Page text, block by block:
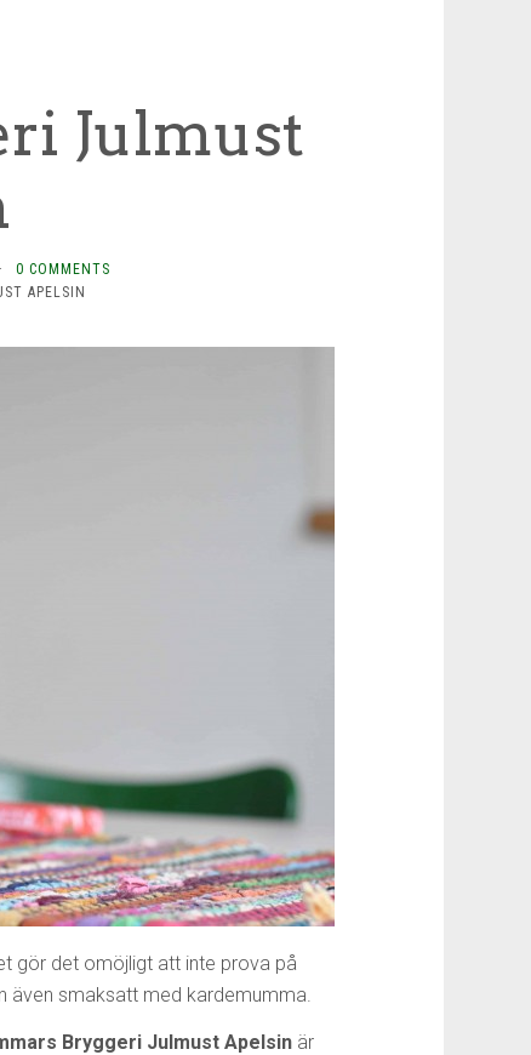
Julmust
·
0 COMMENTS
APELSIN
gör det omöjligt att inte prova på
även smaksatt med kardemumma.
Bryggeri Julmust Apelsin är